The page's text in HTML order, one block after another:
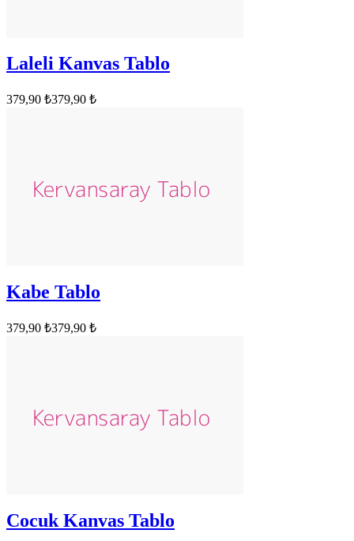
Laleli Kanvas Tablo
379,90 ₺379,90 ₺
Kabe Tablo
379,90 ₺379,90 ₺
Cocuk Kanvas Tablo